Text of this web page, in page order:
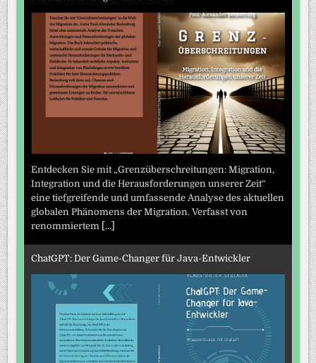
Entdecken Sie mit „Grenzüberschreitungen: Migration,
Integration und die Herausforderungen unserer Zeit“
eine tiefgreifende und umfassende Analyse des aktuellen
globalen Phänomens der Migration. Verfasst von
renommiertem
[...]
ChatGPT: Der Game-Changer für Java-Entwickler